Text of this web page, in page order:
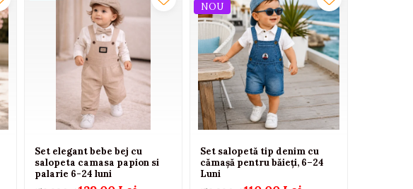
Set elegant bebe bej cu
salopeta camasa papion si
palarie 6-24 luni
NOU
Set salopetă tip denim cu
cămașă pentru băieți, 6–24
Luni